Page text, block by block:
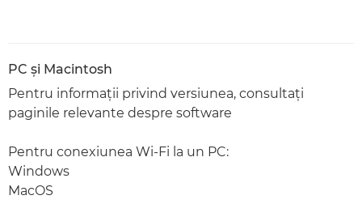
PC şi Macintosh
Pentru informaţii privind versiunea, consultaţi
paginile relevante despre software
Pentru conexiunea Wi-Fi la un PC:
Windows
MacOS